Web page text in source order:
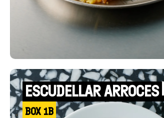
ESCUDELLAR ARROCES
BOX 1B